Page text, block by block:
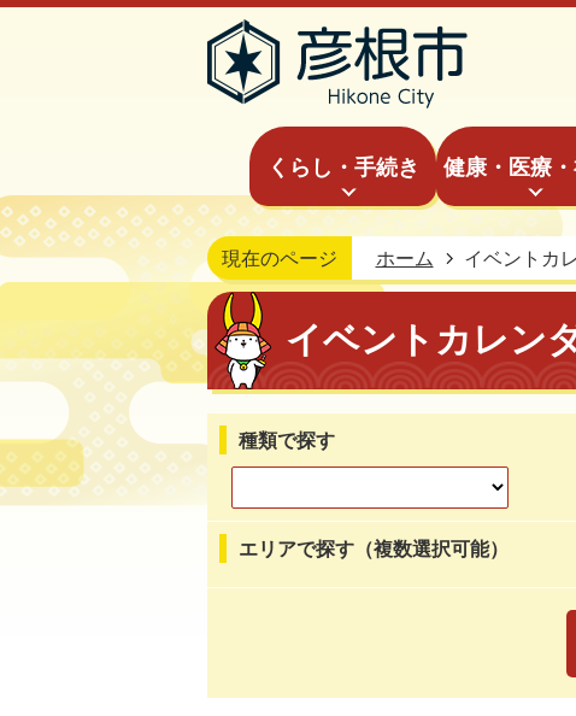
くらし・手続き 健康・医療
現在のページ ホーム イベントカ
イベントカレン
種類で探す
エリアで探す（複数選択可能）